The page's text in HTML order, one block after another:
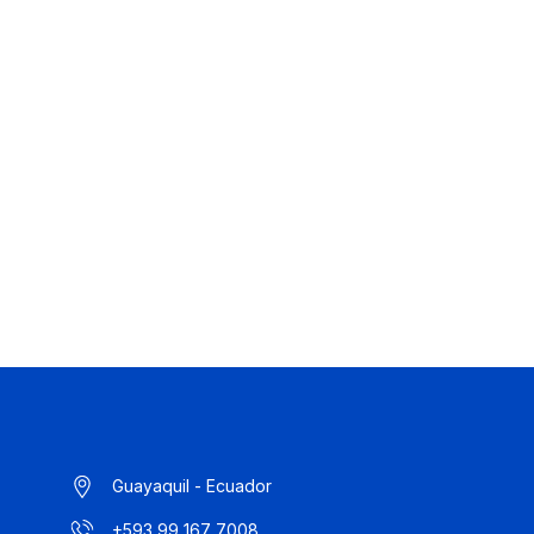
Guayaquil - Ecuador